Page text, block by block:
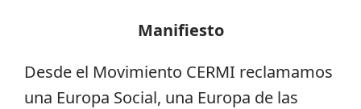
Manifiesto
Desde el Movimiento CERMI reclamamos
una Europa Social, una Europa de las